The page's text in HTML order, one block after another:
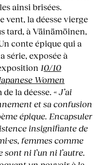
ainsi brisées.
vent, la déesse vierge
tard, à Väinämöinen,
conte épique qui a
série, exposée à
10/10
Women
la déesse. « J’ai
et sa confusion
épique. Encapsuler
insignifiante de
femmes comme
ni l’un ni l’autre.